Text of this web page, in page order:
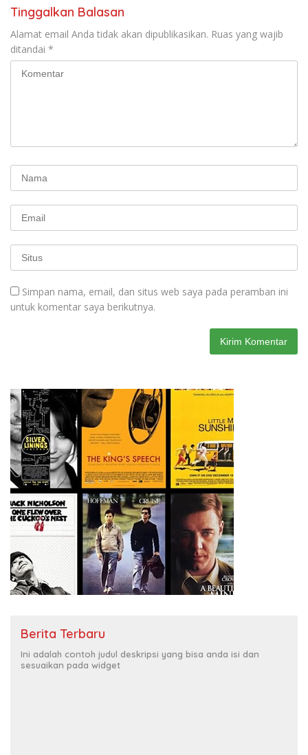
Tinggalkan Balasan
Alamat email Anda tidak akan dipublikasikan. Ruas yang wajib
ditandai *
Simpan nama, email, dan situs web saya pada peramban ini
untuk komentar saya berikutnya.
Berita Terbaru
Ini adalah contoh judul deskripsi yang bisa anda isi dan
sesuaikan pada widget